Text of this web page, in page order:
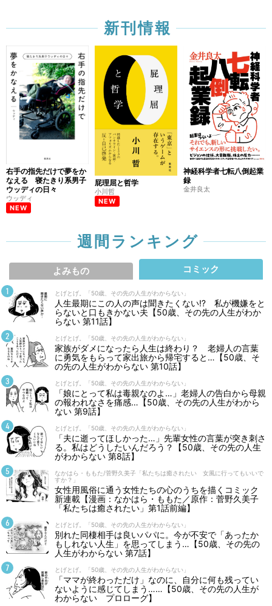
新刊情報
右手の指先だけで夢をか
なえる 寝たきり系男子
ウッディの日々
ウッディ
NEW
屁理屈と哲学
小川哲
NEW
神経科学者七転八倒起業
録
金井良太
週間ランキング
よみもの コミック
とげとげ。「50歳、その先の人生がわからない」
人生最期にこの人の声は聞きたくない⁉ 私が機嫌をと
らないと口もきかない夫【50歳、その先の人生がわか
らない 第11話】
とげとげ。「50歳、その先の人生がわからない」
家族がダメになったら人生は終わり？ 老婦人の言葉
に勇気をもらって家出旅から帰宅すると…【50歳、そ
の先の人生がわからない 第10話】
とげとげ。「50歳、その先の人生がわからない」
「娘にとって私は毒親なのよ…」老婦人の告白から母親
の報われなさを痛感…【50歳、その先の人生がわから
ない 第9話】
とげとげ。「50歳、その先の人生がわからない」
「夫に逝ってほしかった…」先輩女性の言葉が突き刺さ
る。私はどうしたいんだろう？【50歳、その先の人生
がわからない 第8話】
なかはら・ももた/菅野久美子「私たちは癒されたい 女風に行ってもいいで
すか？」
女性用風俗に通う女性たちの心のうちを描くコミック
新連載【漫画：なかはら・ももた／原作：菅野久美子
「私たちは癒されたい」第1話前編】
とげとげ。「50歳、その先の人生がわからない」
別れた同棲相手は良いパパに。今が不安で「あったか
もしれない人生」を思ってしまう…【50歳、その先の
人生がわからない 第7話】
とげとげ。「50歳、その先の人生がわからない」
「ママが終わっただけ」なのに、自分に何も残ってい
ないように感じてしまう……【50歳、その先の人生が
わからない プロローグ】